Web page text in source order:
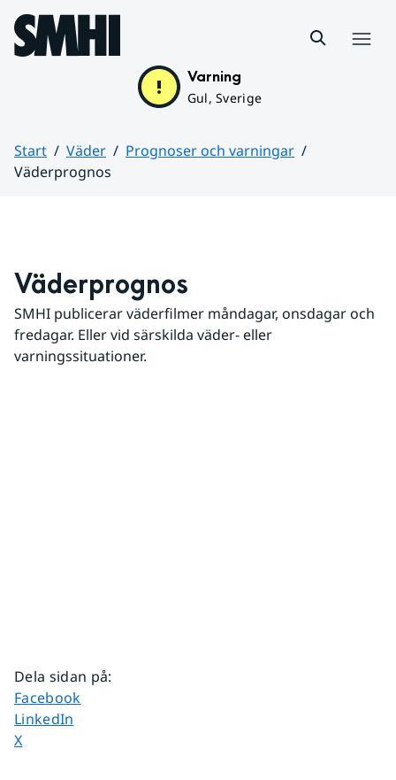
Hoppa till sidans innehåll
Varning
Gul, Sverige
Start Väder
Prognoser och varningar
Väderprognos
Väderprognos
SMHI publicerar väderfilmer måndagar, onsdagar och
fredagar. Eller vid särskilda väder- eller
varningssituationer.
Dela sidan på:
Dela sidan på
Facebook
Dela sidan på
LinkedIn
Dela sidan på
X